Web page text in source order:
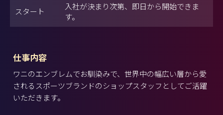
スタート
入社が決まり次第、即日から開始できま
す。
仕事内容
ワニのエンブレムでお馴染みで、世界中の幅広い層から愛
されるスポーツブランドのショップスタッフとしてご活躍
いただきます。